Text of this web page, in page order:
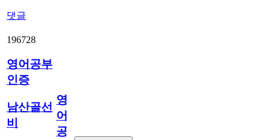
댓글
196728
영어공부
인증
남산골선
비
영
어
공